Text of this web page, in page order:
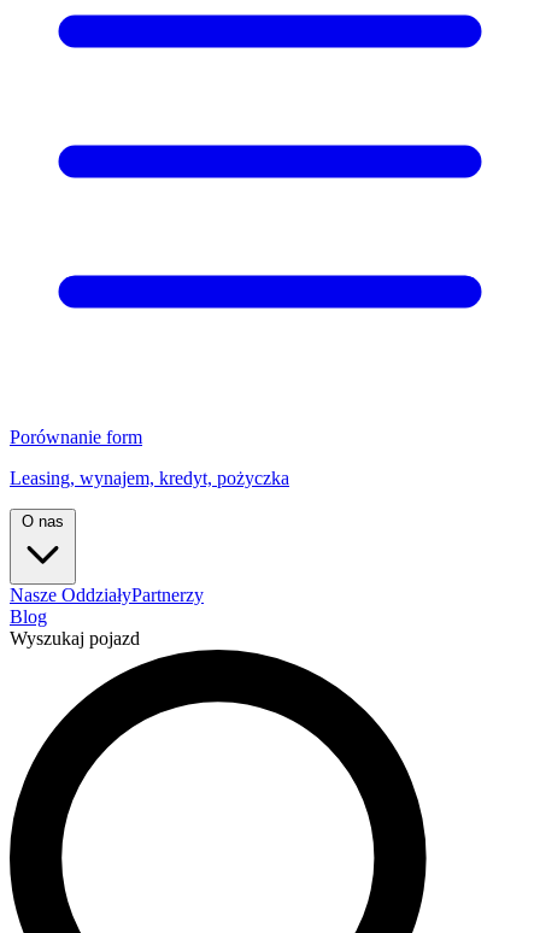
Porównanie form
Leasing, wynajem, kredyt, pożyczka
O nas
Nasze OddziałyPartnerzy
Blog
Wyszukaj pojazd